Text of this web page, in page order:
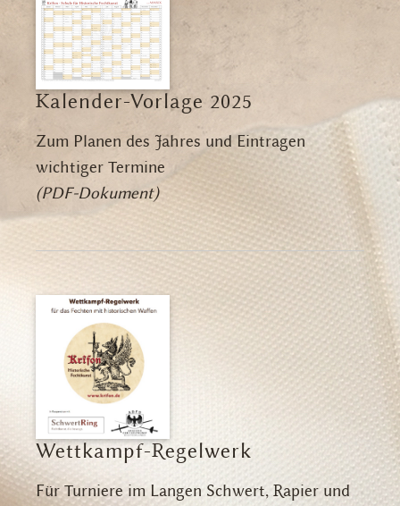
Kalender-Vorlage 2025
Zum Planen des Jahres und Eintragen
wichtiger Termine
(PDF-Dokument)
Wettkampf-Regelwerk
Für Turniere im Langen Schwert, Rapier und